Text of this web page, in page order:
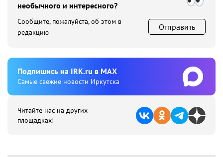
необычного и интересного?
Сообщите, пожалуйста, об этом в
редакцию
Отправить
Подпишиcь на IRK.ru в MAX
Cамые свежие новости Иркутска
Читайте нас на других
площадках!